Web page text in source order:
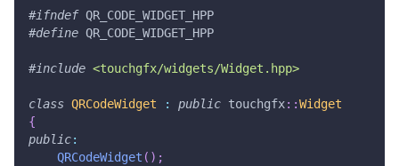
#ifndef QR_CODE_WIDGET_HPP
#define QR_CODE_WIDGET_HPP
#include <touchgfx/widgets/Widget.hpp>
class QRCodeWidget : public touchgfx::Widget
{
public:
QRCodeWidget ( ) ;